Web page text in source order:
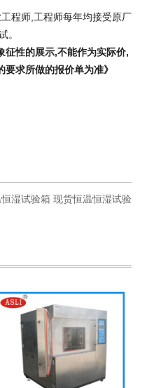
程师,工程师每年均接受原厂
。
征性的展示,不能作为实际价,
要求所做的报价单为准》
湿试验箱 现货恒温恒湿试验